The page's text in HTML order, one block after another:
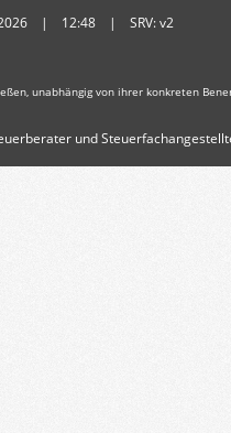
| 12:48 | SRV: v2
unabhängig von ihrer konkreten
und